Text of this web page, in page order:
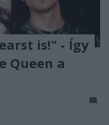
is!" - Így
Queen a